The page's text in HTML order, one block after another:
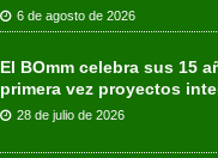
6 de agosto de 2026
El BOmm celebra sus 15
primera vez proyectos
28 de julio de 2026